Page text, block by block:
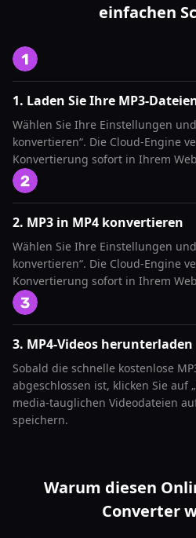
einfachen
1. Laden Sie Ihre MP3-
Wählen Sie Ihre Einstellungen
konvertieren“. Die Cloud-Engine
Konvertierung sofort in Ihrem
2. MP3 in MP4 konvertieren
Wählen Sie Ihre Einstellungen
konvertieren“. Die Cloud-Engine
Konvertierung sofort in Ihrem
3. MP4-Videos herunterladen
Sobald die schnelle kostenlose
abgeschlossen ist, klicken Sie auf
media-tauglichen Videodateien
speichern.
Warum diesen
Converter